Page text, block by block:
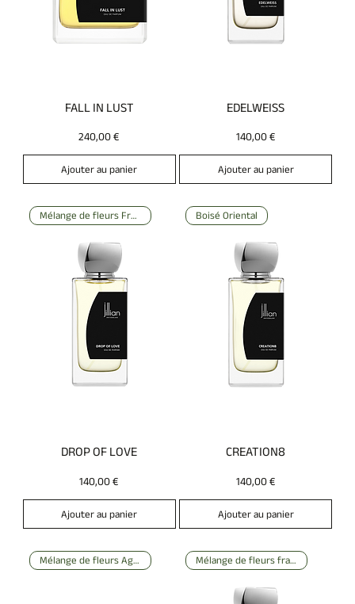
FALL IN LUST
Prix
240,00 €
Ajouter au panier
EDELWEISS
Prix
140,00 €
Ajouter au panier
Mélange de fleurs Fruité
DROP OF LOVE
Prix
140,00 €
Ajouter au panier
Boisé Oriental
CREATION8
Prix
140,00 €
Ajouter au panier
Mélange de fleurs Agrumes Mélange de fleurs fraîches